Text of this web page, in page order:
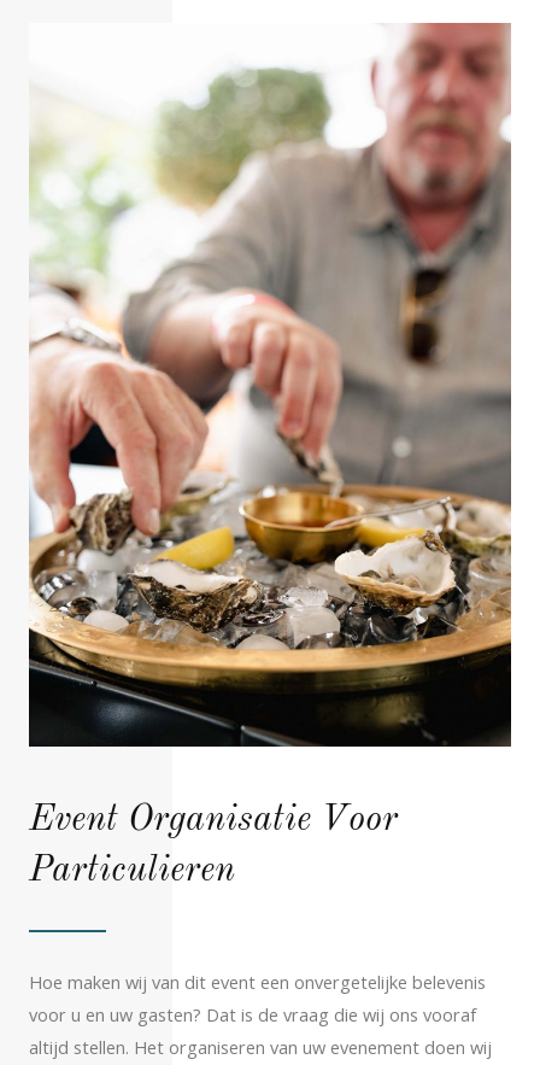
Event Organisatie Voor
Particulieren
Hoe maken wij van dit event een onvergetelijke belevenis
voor u en uw gasten? Dat is de vraag die wij ons vooraf
altijd stellen. Het organiseren van uw evenement doen wij